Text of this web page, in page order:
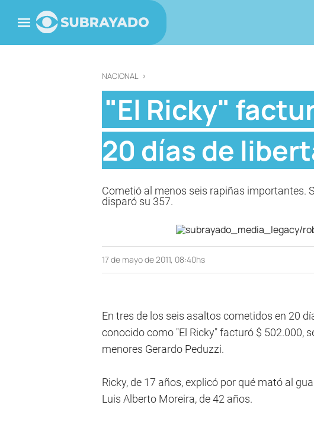
NACIONAL >
"El Ricky"
20 días de
Cometió al menos seis rapiñas importantes.
disparó su 357.
17 de mayo de 2011, 08:40hs
En tres de los seis asaltos cometidos en 20
conocido como "El Ricky" facturó $ 502.000,
menores Gerardo Peduzzi.
Ricky, de 17 años, explicó por qué mató al
Luis Alberto Moreira, de 42 años.